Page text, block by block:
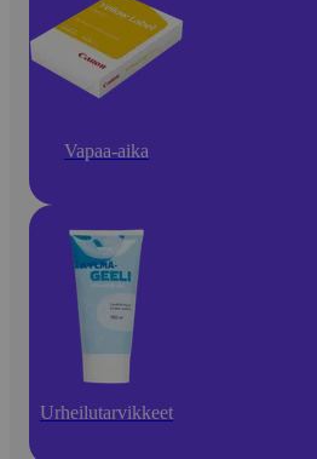
Vapaa-aika
Urheilutarvikkeet